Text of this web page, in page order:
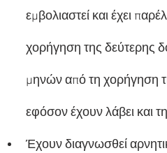
εμβολιαστεί και έχει
χορήγηση της δεύτερης
μηνών από τη χορήγηση
εφόσον έχουν λάβει και
Έχουν διαγνωσθεί